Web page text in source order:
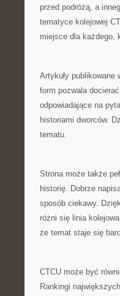
przed podróżą, a
tematyce kolejowej
miejsce dla każdego,
Artykuły
form pozwala
odpowiadające na
historiami dworców.
tematu.
Strona może także
historię. Dobrze
sposób ciekawy.
różni się linia
że temat staje się
CTCU może być
Rankingi